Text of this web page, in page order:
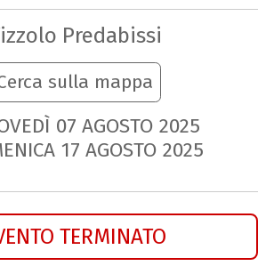
Predabissi
sulla mappa
07 AGOSTO 2025
17 AGOSTO 2025
TERMINATO